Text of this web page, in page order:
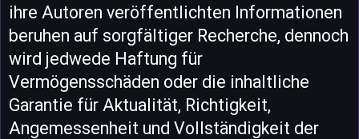
ihre Autoren veröffentlichten Informationen
beruhen auf sorgfältiger Recherche, dennoch
wird jedwede Haftung für
Vermögensschäden oder die inhaltliche
Garantie für Aktualität, Richtigkeit,
Angemessenheit und Vollständigkeit der